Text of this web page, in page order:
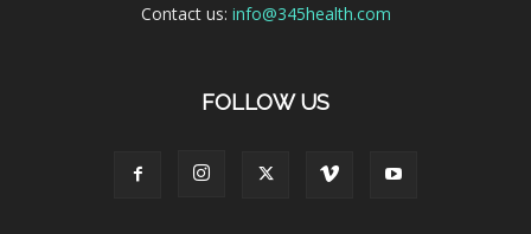
Contact us: info@345health.com
FOLLOW US